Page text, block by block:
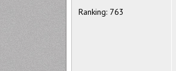
Ranking: 763